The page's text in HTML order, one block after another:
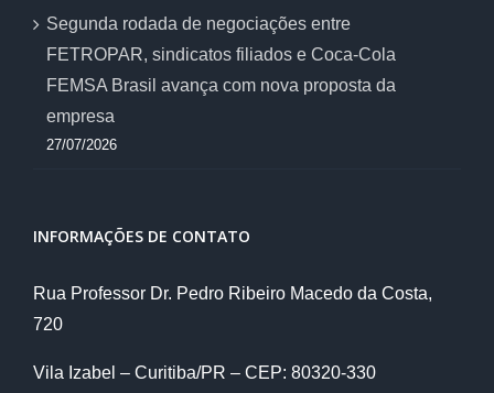
Segunda rodada de negociações entre
FETROPAR, sindicatos filiados e Coca-Cola
FEMSA Brasil avança com nova proposta da
empresa
27/07/2026
INFORMAÇÕES DE CONTATO
Rua Professor Dr. Pedro Ribeiro Macedo da Costa,
720
Vila Izabel – Curitiba/PR – CEP: 80320-330